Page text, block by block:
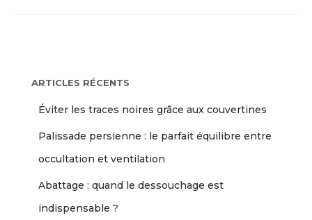
ARTICLES RÉCENTS
Éviter les traces noires grâce aux couvertines
Palissade persienne : le parfait équilibre entre
occultation et ventilation
Abattage : quand le dessouchage est
indispensable ?